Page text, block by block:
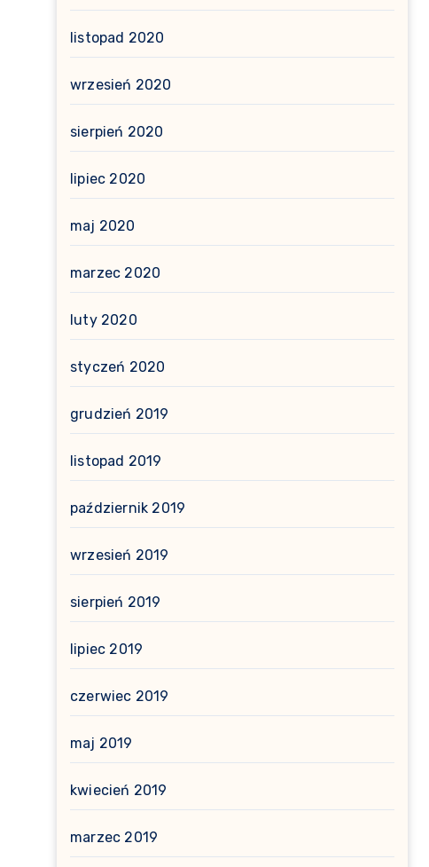
listopad 2020
wrzesień 2020
sierpień 2020
lipiec 2020
maj 2020
marzec 2020
luty 2020
styczeń 2020
grudzień 2019
listopad 2019
październik 2019
wrzesień 2019
sierpień 2019
lipiec 2019
czerwiec 2019
maj 2019
kwiecień 2019
marzec 2019